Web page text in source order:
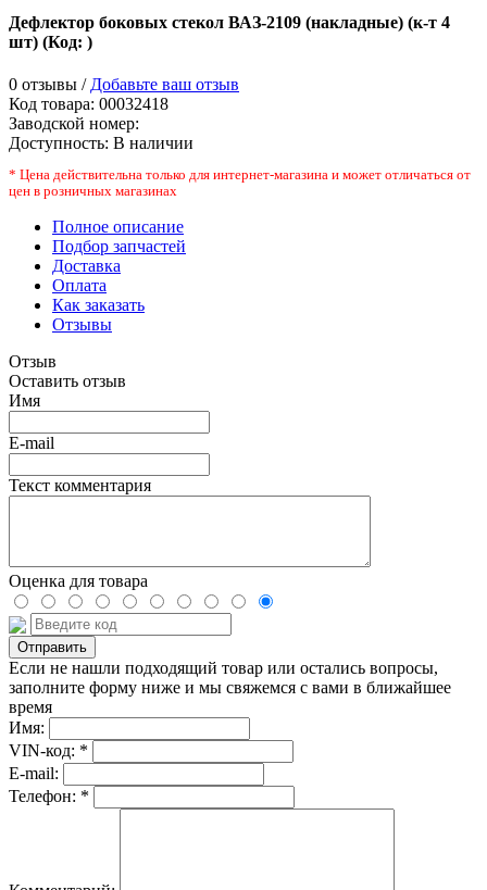
Дефлектор боковых стекол ВАЗ-2109 (накладные) (к-т 4
шт) (Код: )
0 отзывы / Добавьте ваш отзыв
Код товара: 00032418
Заводской номер:
Доступность: В наличии
* Цена действительна только для интернет-магазина и может отличаться от
цен в розничных магазинах
Полное описание
Подбор запчастей
Доставка
Оплата
Как заказать
Отзывы
Отзыв
Оставить отзыв
Имя
E-mail
Текст комментария
Оценка для товара
Если не нашли подходящий товар или остались вопросы,
заполните форму ниже и мы свяжемся с вами в ближайшее
время
Имя:
VIN-код: *
E-mail:
Телефон: *